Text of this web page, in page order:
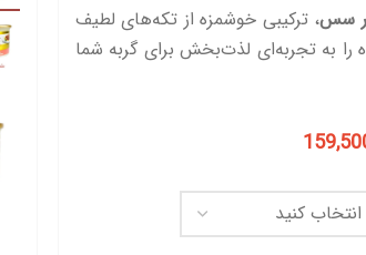
سس، ترکیبی خوشمزه از تکه‌های لطیف
به تجربه‌ای لذت‌بخش برای گربه شما